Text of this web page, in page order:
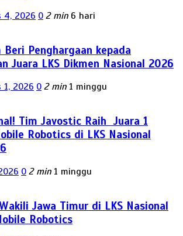
4, 2026 0 2 min 6 hari
Beri Penghargaan kepada
Juara LKS Dikmen Nasional 2026
1, 2026 0 2 min 1 minggu
Tim Javostic Raih Juara 1
Robotics di LKS Nasional
0 2 min 1 minggu
Jawa Timur di LKS Nasional
Robotics